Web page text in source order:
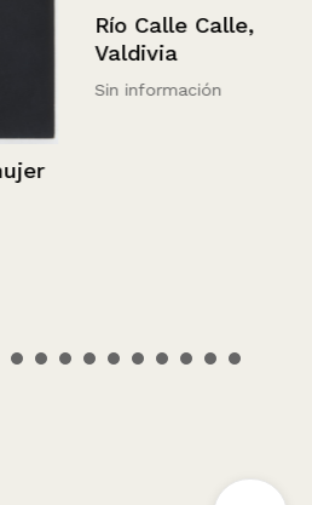
Río Calle Calle,
Valdivia
Sin información